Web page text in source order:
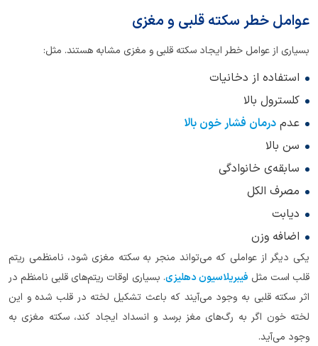
عوامل خطر سکته‌ قلبی و مغزی
بسیاری از عوامل خطر ایجاد سکته قلبی و مغزی مشابه هستند. مثل:
استفاده از دخانیات
کلسترول بالا
عدم درمان فشار خون بالا
سن بالا
سابقه‌ی خانوادگی
مصرف الکل
دیابت
اضافه وزن
یکی دیگر از عواملی که می‌تواند منجر به سکته مغزی شود، نامنظمی ریتم
قلب است مثل فیبریلاسیون دهلیزی. بسیاری اوقات ریتم‌های قلبی نامنظم در
اثر سکته قلبی به وجود می‌آیند که باعث تشکیل لخته در قلب شده و این
لخته خون اگر به رگ‌های مغز برسد و انسداد ایجاد کند، سکته مغزی به
وجود می‌آید.